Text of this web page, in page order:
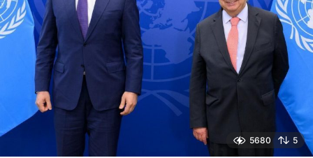
5680 5